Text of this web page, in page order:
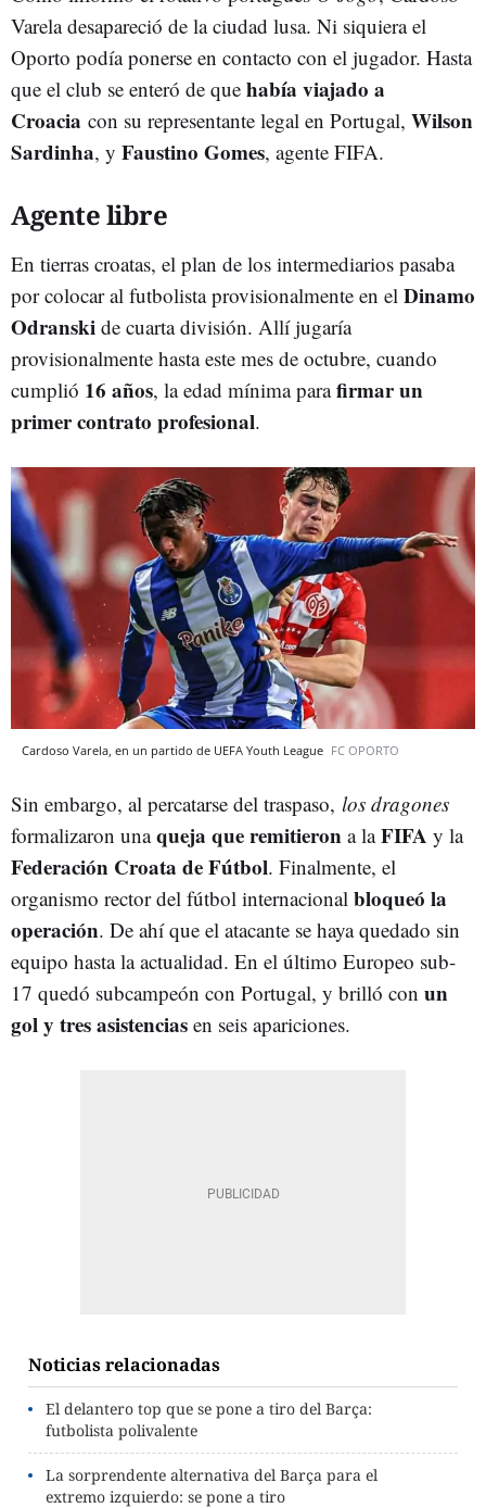
Varela desapareció de la ciudad lusa. Ni siquiera el
Oporto podía ponerse en contacto con el jugador. Hasta
que el club se enteró de que había viajado a
Croacia con su representante legal en Portugal, Wilson
Sardinha, y Faustino Gomes, agente FIFA.
Agente libre
En tierras croatas, el plan de los intermediarios pasaba
por colocar al futbolista provisionalmente en el Dinamo
Odranski de cuarta división. Allí jugaría
provisionalmente hasta este mes de octubre, cuando
cumplió 16 años, la edad mínima parafirmar un
primer contrato profesional.
Cardoso Varela, en un partido de UEFA Youth League FC OPORTO
Sin embargo, al percatarse del traspaso, los dragones
formalizaron unaqueja que remitieron a laFIFA y la
Federación Croata de Fútbol. Finalmente, el
organismo rector del fútbol internacional bloqueó la
operación. De ahí que el atacante se haya quedado sin
equipo hasta la actualidad. En el último Europeo sub-
17 quedó subcampeón con Portugal, y brilló con un
gol y tres asistencias en seis apariciones.
Noticias relacionadas
El delantero top que se pone a tiro del Barça:
futbolista polivalente
La sorprendente alternativa del Barça para el
extremo izquierdo: se pone a tiro